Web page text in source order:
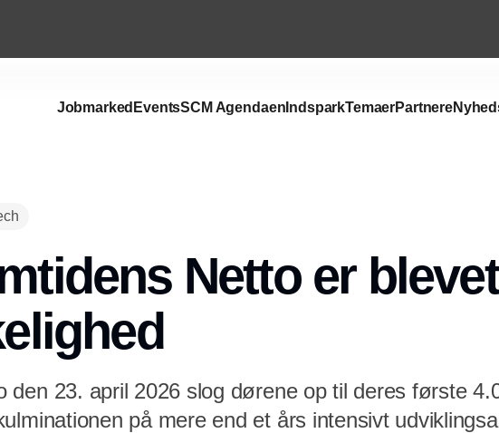
Jobmarked EventsSCM Agendaen IndsparkTemaerPartnere
Netto er blevet
den 23. april 2026 slog dørene op til deres første
på mere end et års intensivt